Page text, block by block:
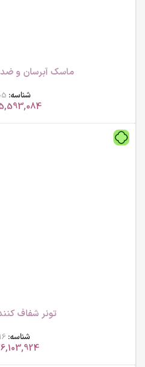
ماسک آبرسان و
شناسه:
تونر شفاف
شناسه: